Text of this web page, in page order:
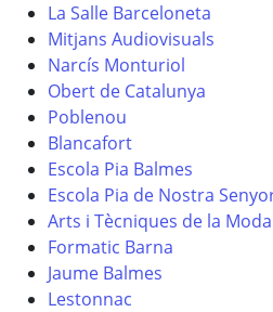
La Salle Barceloneta
Mitjans Audiovisuals
Narcís Monturiol
Obert de Catalunya
Poblenou
Blancafort
Escola Pia Balmes
Escola Pia de Nostra
Arts i Tècniques de la Moda
Formatic Barna
Jaume Balmes
Lestonnac